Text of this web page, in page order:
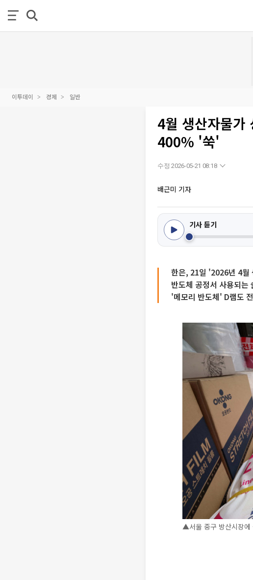
이투데이 경제 일반
4월 생산자물가
400% '쑥'
수정 2026-05-21 08:18
배근미 기자
기사 듣기
한은, 21일 '2026년 4월
반도체 공정서 사용되
'메모리 반도체' D램도
▲서울 중구 방산시장에